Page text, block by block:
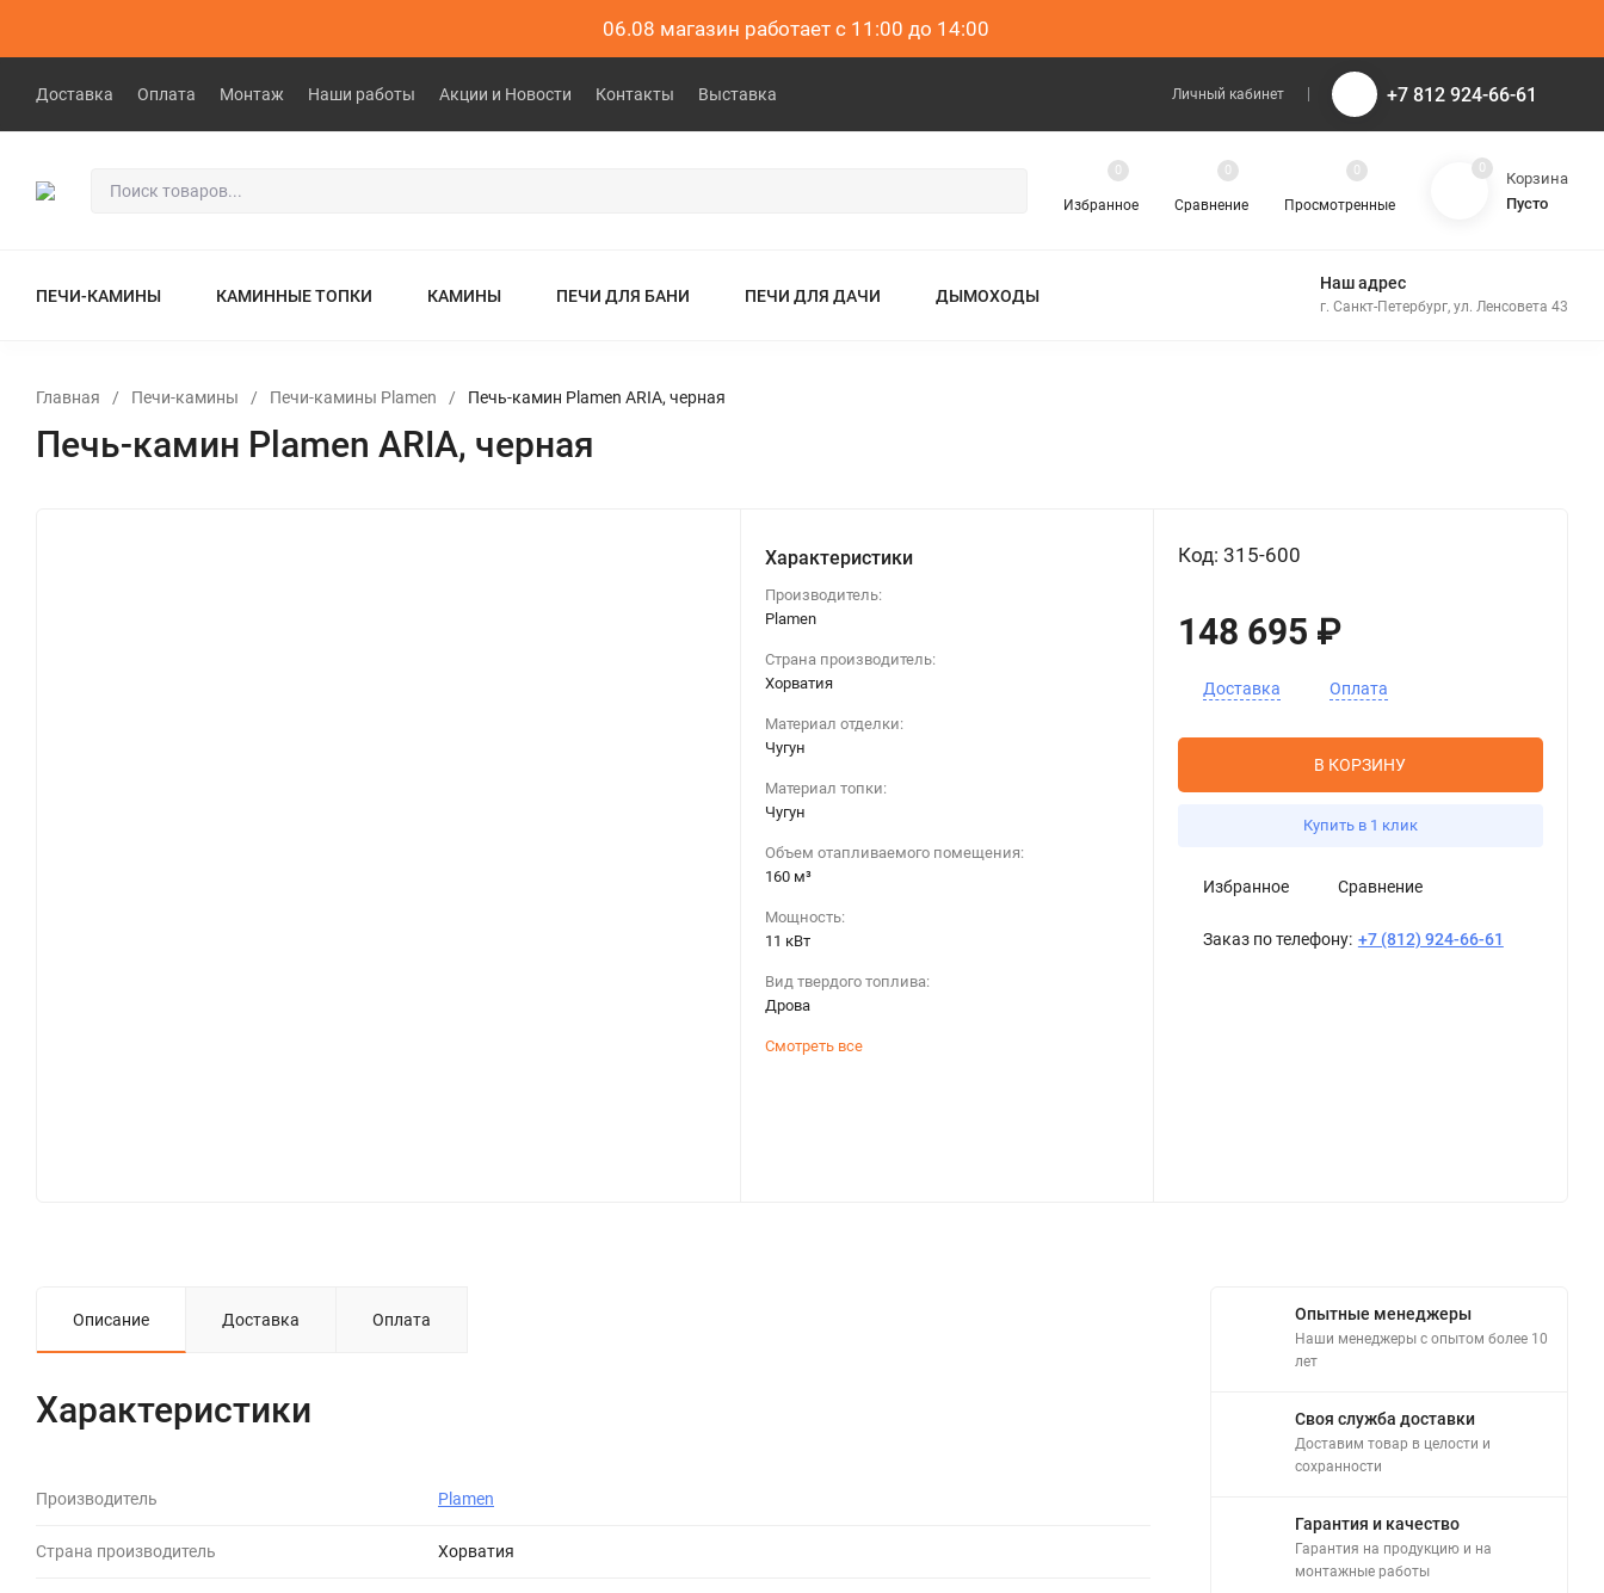
06.08 магазин работает с 11:00 до 14:00
Доставка Оплата Монтаж Наши работы Акции и Новости Контакты Выставка Личный кабинет +7 812 924-66-61
Избранное
0
Сравнение
0
Просмотренные
0 0
Корзина
Пусто
ПЕЧИ-КАМИНЫ КАМИННЫЕ ТОПКИ КАМИНЫ ПЕЧИ ДЛЯ БАНИ ПЕЧИ ДЛЯ ДАЧИ ДЫМОХОДЫ
Наш адрес
г. Санкт-Петербург, ул. Ленсовета 43
Главная / Печи-камины / Печи-камины Plamen / Печь-камин Plamen ARIA, черная
Печь-камин Plamen ARIA, черная
Характеристики
Производитель:
Plamen
Страна производитель:
Хорватия
Материал отделки:
Чугун
Материал топки:
Чугун
Объем отапливаемого помещения:
160 м³
Мощность:
11 кВт
Вид твердого топлива:
Дрова
Смотреть все
Код: 315-600
148 695 ₽
Доставка Оплата
В КОРЗИНУ
Купить в 1 клик
Избранное Сравнение
Заказ по телефону: +7 (812) 924-66-61
Описание Доставка Оплата
Характеристики
Производитель Plamen
Страна производитель Хорватия
Опытные менеджеры
Наши менеджеры с опытом более 10
лет
Своя служба доставки
Доставим товар в целости и
сохранности
Гарантия и качество
Гарантия на продукцию и на
монтажные работы